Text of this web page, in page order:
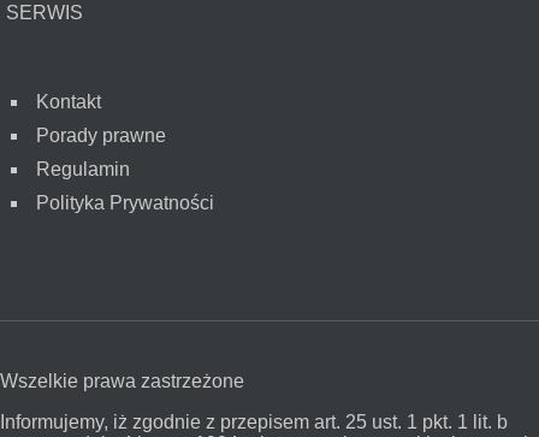
SERWIS
Kontakt
Porady prawne
Regulamin
Polityka Prywatności
Wszelkie prawa zastrzeżone
Informujemy, iż zgodnie z przepisem art. 25 ust. 1 pkt. 1 lit. b